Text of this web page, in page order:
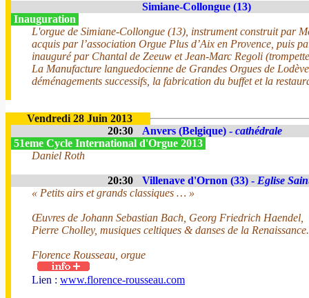
Simiane-Collongue (13)
Inauguration
L'orgue de Simiane-Collongue (13), instrument construit par
acquis par l’association Orgue Plus d’Aix en Provence, puis
inauguré par Chantal de Zeeuw et Jean-Marc Regoli
La Manufacture languedocienne de Grandes Orgues de
déménagements successifs, la fabrication du buffet et la
Vendredi 28 Juin 2013
20:30
Anvers (Belgique) - cathédrale
51eme Cycle International d'Orgue 2013
Daniel Roth
20:30 Villenave d'Ornon (33) - Eglise
« Petits airs et grands classiques … »
Œuvres de Johann Sebastian Bach, Georg Friedrich Haendel,
Pierre Cholley, musiques celtiques & danses de la Renaissance.
Florence Rousseau, orgue
Lien : www.florence-rousseau.com